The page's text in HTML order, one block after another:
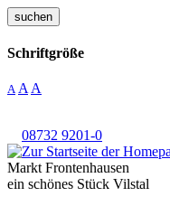
suchen
Schriftgröße
A A A
08732 9201-0
Markt Frontenhausen
ein schönes Stück Vilstal